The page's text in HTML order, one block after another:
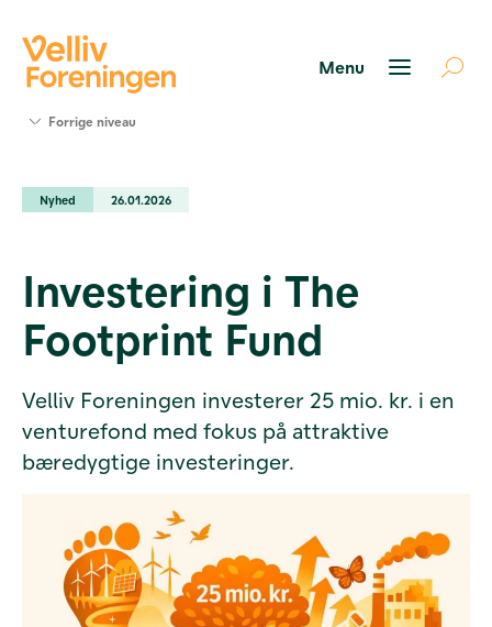
Værktøjer
Foreningen
Kontakt
os
Forrige niveau
Nyhed 26.01.2026
Investering i The
Footprint Fund
Velliv Foreningen investerer 25 mio. kr. i en
venturefond med fokus på attraktive
bæredygtige investeringer.